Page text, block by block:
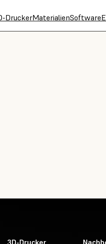
DruckerMaterialienSoftware